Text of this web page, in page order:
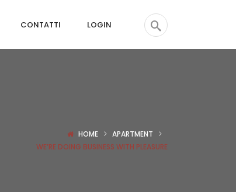
CONTATTI LOGIN
HOME
APARTMENT
WE’RE DOING BUSINESS WITH PLEASURE